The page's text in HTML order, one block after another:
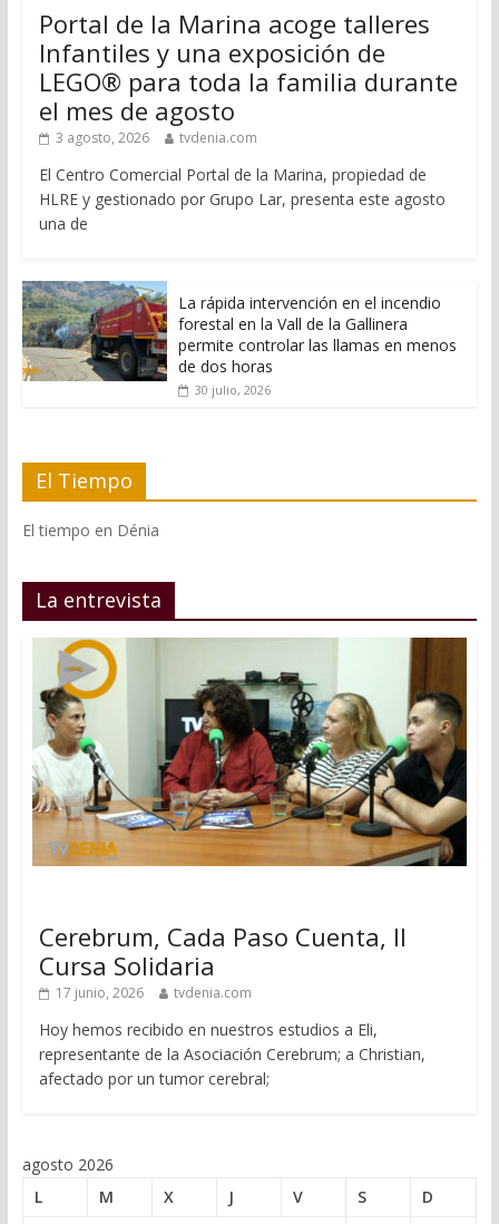
Portal de la Marina acoge talleres
Infantiles y una exposición de
LEGO® para toda la familia durante
el mes de agosto
3 agosto, 2026 tvdenia.com
El Centro Comercial Portal de la Marina, propiedad de
HLRE y gestionado por Grupo Lar, presenta este agosto
una de
La rápida intervención en el incendio
forestal en la Vall de la Gallinera
permite controlar las llamas en menos
de dos horas
30 julio, 2026
El Tiempo
El tiempo en Dénia
La entrevista
Cerebrum, Cada Paso Cuenta, II
Cursa Solidaria
17 junio, 2026 tvdenia.com
Hoy hemos recibido en nuestros estudios a Eli,
representante de la Asociación Cerebrum; a Christian,
afectado por un tumor cerebral;
agosto 2026
L
M X J V S
D